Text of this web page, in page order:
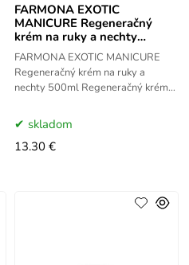
FARMONA EXOTIC
MANICURE Regeneračný
krém na ruky a nechty
500ml
FARMONA EXOTIC MANICURE
Regeneračný krém na ruky a
nechty 500ml Regeneračný krém
EXOTIC MANICURE je určený pre
suchú, dehydratovanú,
skladom
13.30 €